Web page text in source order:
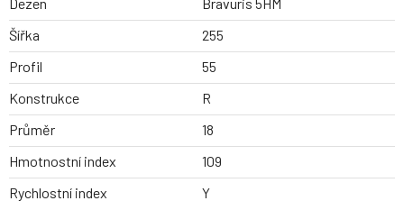
Šířka
255
Profil
55
Konstrukce
R
Průměr
18
Hmotnostní index
109
Rychlostní index
Y